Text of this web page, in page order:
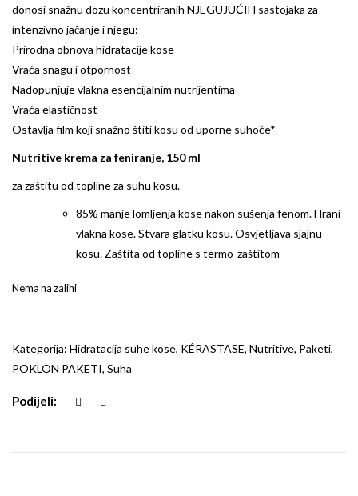
donosi snažnu dozu koncentriranih NJEGUJUĆIH sastojaka za
intenzivno jačanje i njegu:​
Prirodna obnova hidratacije kose​
Vraća snagu i otpornost​
Nadopunjuje vlakna esencijalnim nutrijentima​
Vraća elastičnost​
Ostavlja film koji snažno štiti kosu od uporne suhoće​*
Nutritive krema za feniranje, 150 ml
za zaštitu od topline za suhu kosu.
85% manje lomljenja kose nakon sušenja fenom. Hrani
vlakna kose. Stvara glatku kosu. Osvjetljava sjajnu
kosu. Zaštita od topline s termo-zaštitom
Nema na zalihi
Kategorija: Hidratacija suhe kose, KÉRASTASE, Nutritive, Paketi,
POKLON PAKETI, Suha
Podijeli: